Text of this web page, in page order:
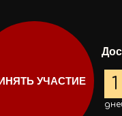
1
УЧАСТИЕ